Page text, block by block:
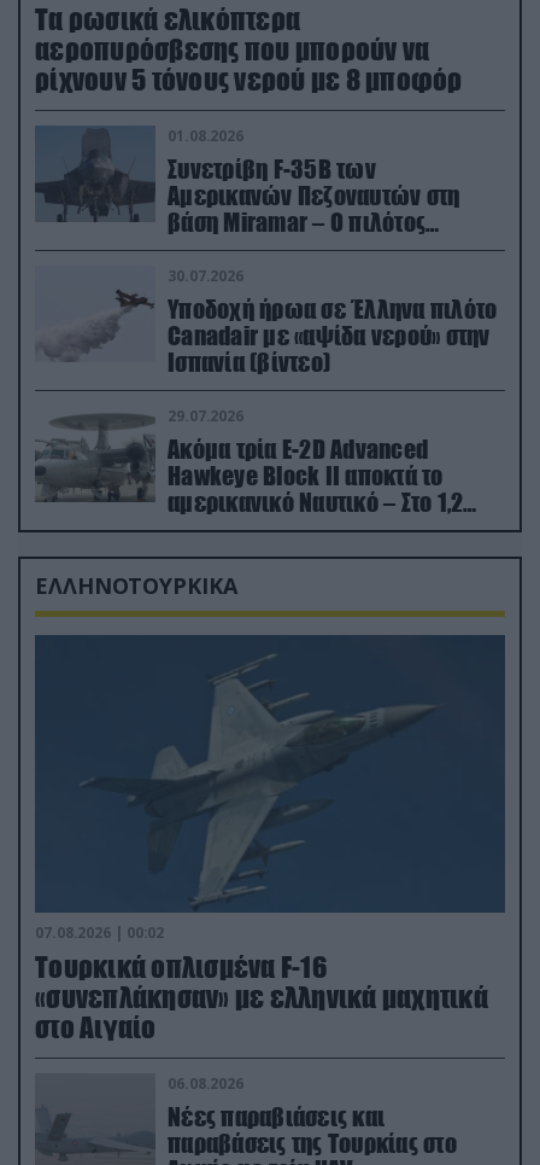
Τα ρωσικά ελικόπτερα
αεροπυρόσβεσης που μπορούν να
ρίχνουν 5 τόνους νερού με 8 μποφόρ
01.08.2026
Συνετρίβη F-35B των
Αμερικανών Πεζοναυτών στη
βάση Miramar – Ο πιλότος
εκτινάχθηκε εγκαίρως
30.07.2026
Υποδοχή ήρωα σε Έλληνα πιλότο
Canadair με «αψίδα νερού» στην
Ισπανία (βίντεο)
29.07.2026
Ακόμα τρία E-2D Advanced
Hawkeye Block II αποκτά το
αμερικανικό Ναυτικό – Στο 1,2
δισ.δολάρια το κόστος
ΕΛΛΗΝΟΤΟΥΡΚΙΚΑ
07.08.2026 | 00:02
Τουρκικά οπλισμένα F-16
«συνεπλάκησαν» με ελληνικά μαχητικά
στο Αιγαίο
06.08.2026
Νέες παραβιάσεις και
παραβάσεις της Τουρκίας στο